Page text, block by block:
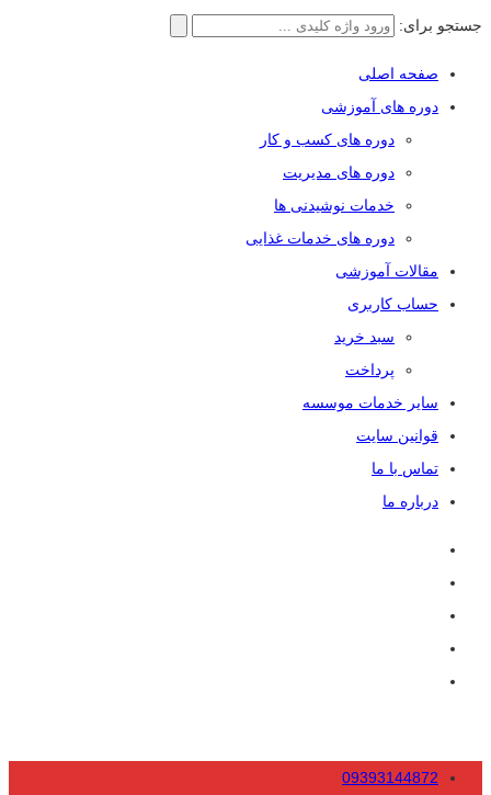
جستجو برای:
صفحه اصلی
دوره های آموزشی
دوره های کسب و کار
دوره های مدیریت
خدمات نوشیدنی ها
دوره های خدمات غذایی
مقالات آموزشی
حساب کاربری
سبد خرید
پرداخت
سایر خدمات موسسه
قوانین سایت
تماس با ما
درباره ما
09393144872